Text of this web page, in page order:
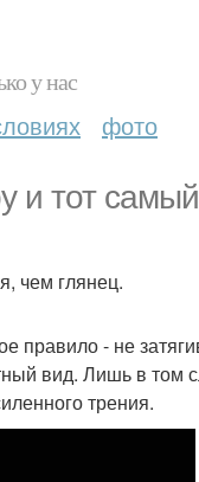
у нас
фото
и тот
чем глянец.
правило - не
вид. Лишь в том
трения.